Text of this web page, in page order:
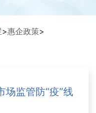
>惠企政策>
场监管防“疫”线